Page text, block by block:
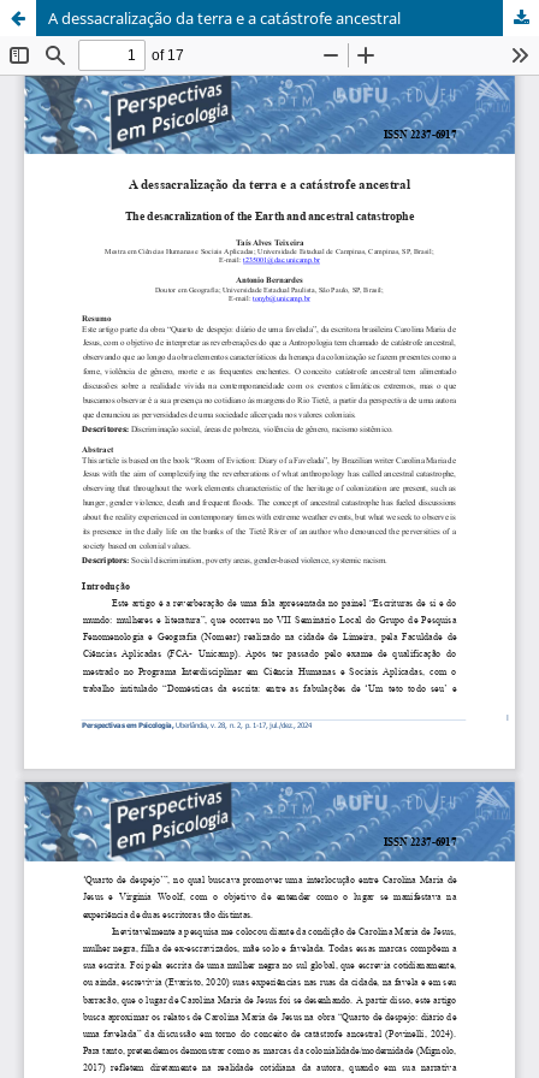
A dessacralização da terra e a catástrofe ancestral